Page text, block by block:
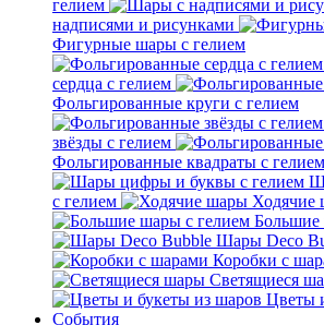
гелием
надписями и рисунками
Фигурные шары с гелием
сердца с гелием
Фольгированные круги с гелием
звёзды с гелием
Фольгированные квадраты с гелием
с гелием
Ходячие
Большие
Шары Deco
Коробки с
Светящиеся
Цветы
События